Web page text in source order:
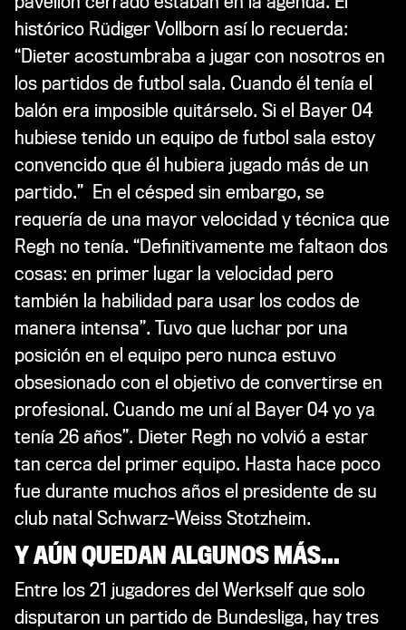
histórico Rüdiger Vollborn así lo recuerda:
“Dieter acostumbraba a jugar con nosotros en
los partidos de futbol sala. Cuando él tenía el
balón era imposible quitárselo. Si el Bayer 04
hubiese tenido un equipo de futbol sala estoy
convencido que él hubiera jugado más de un
partido.” En el césped sin embargo, se
requería de una mayor velocidad y técnica que
Regh no tenía. “Definitivamente me faltaon dos
cosas: en primer lugar la velocidad pero
también la habilidad para usar los codos de
manera intensa”. Tuvo que luchar por una
posición en el equipo pero nunca estuvo
obsesionado con el objetivo de convertirse en
profesional. Cuando me uní al Bayer 04 yo ya
tenía 26 años”. Dieter Regh no volvió a estar
tan cerca del primer equipo. Hasta hace poco
fue durante muchos años el presidente de su
club natal Schwarz-Weiss Stotzheim.
Y AÚN QUEDAN ALGUNOS MÁS...
Entre los 21 jugadores del Werkself que solo
disputaron un partido de Bundesliga, hay tres